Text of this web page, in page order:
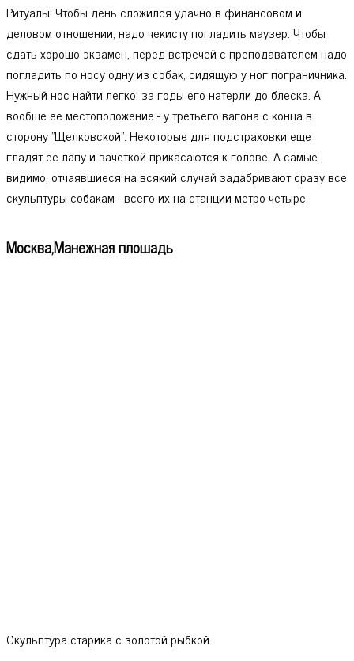
Ритуалы: Чтобы день сложился удачно в финансовом и
деловом отношении, надо чекисту погладить маузер. Чтобы
сдать хорошо экзамен, перед встречей с преподавателем надо
погладить по носу одну из собак, сидящую у ног пограничника.
Нужный нос найти легко: за годы его натерли до блеска. А
вообще ее местоположение - у третьего вагона с конца в
сторону "Щелковской". Некоторые для подстраховки еще
гладят ее лапу и зачеткой прикасаются к голове. А самые ,
видимо, отчаявшиеся на всякий случай задабривают сразу все
скульптуры собакам - всего их на станции метро четыре.
Москва,Манежная плошадь
Скульптура старика с золотой рыбкой.